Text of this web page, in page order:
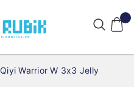
Qiyi Warrior W 3x3 Jelly